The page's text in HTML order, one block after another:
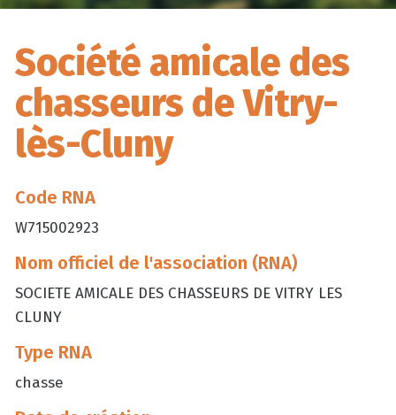
Société amicale des
chasseurs de Vitry-
lès-Cluny
Code RNA
W715002923
Nom officiel de l'association (RNA)
SOCIETE AMICALE DES CHASSEURS DE VITRY LES
CLUNY
Type RNA
chasse